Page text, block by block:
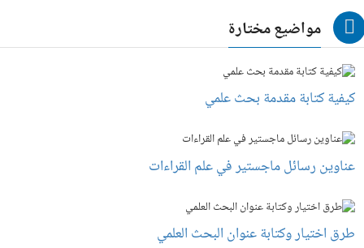
مواضيع مختارة
كيفية كتابة مقدمة بحث علمي
عناوين رسائل ماجستير في علم القراءات
طرق اختيار وكتابة عنوان البحث العلمي